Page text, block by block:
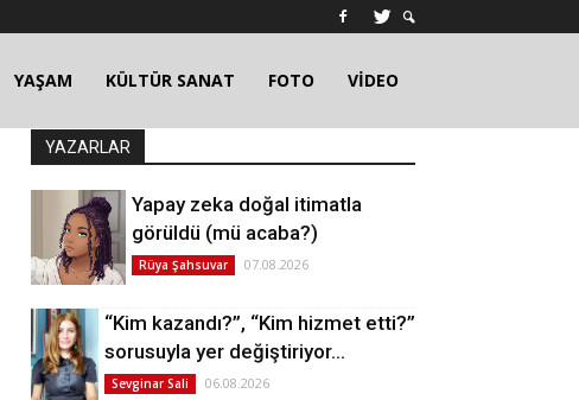
YAŞAM KÜLTÜR SANAT FOTO VİDEO
YAZARLAR
Yapay zeka doğal itimatla
görüldü (mü acaba?)
Rüya Şahsuvar 07.08.2026
“Kim kazandı?”, “Kim hizmet etti?”
sorusuyla yer değiştiriyor…
Sevginar Sali 06.08.2026